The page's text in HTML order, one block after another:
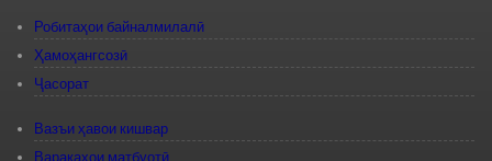
Робитаҳои байналмилалӣ
Ҳамоҳангсозӣ
Ҷасорат
Вазъи ҳавои кишвар
Варақаҳои матбуотӣ